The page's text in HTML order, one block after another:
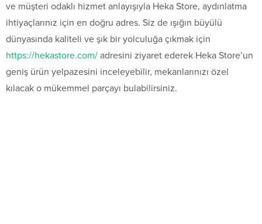
ve müşteri odaklı hizmet anlayışıyla Heka Store, aydınlatma
ihtiyaçlarınız için en doğru adres. Siz de ışığın büyülü
dünyasında kaliteli ve şık bir yolculuğa çıkmak için
https://hekastore.com/ adresini ziyaret ederek Heka Store’un
geniş ürün yelpazesini inceleyebilir, mekanlarınızı özel
kılacak o mükemmel parçayı bulabilirsiniz.